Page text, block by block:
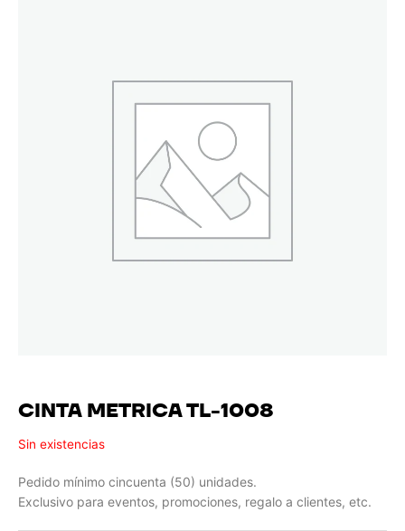
CINTA METRICA TL-1008
Sin existencias
Pedido mínimo cincuenta (50) unidades.
Exclusivo para eventos, promociones, regalo a clientes, etc.